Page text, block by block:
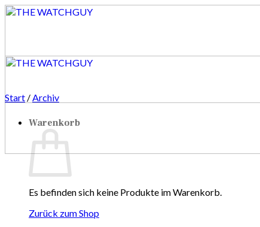
Zum
Warenkorb
Es befinden sich keine Produkte im Warenkorb.
Zurück zum Shop
Start /Archiv